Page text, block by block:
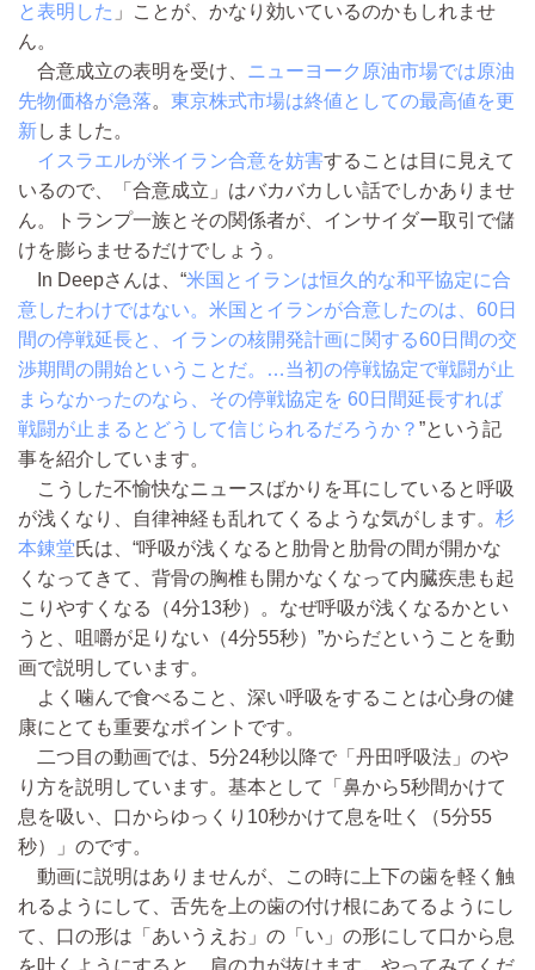
と表明した 」ことが、かなり効いているのかもしれませ
ん。
合意成立の表明を受け、 ニューヨーク原油市場では原油
先物価格が急落。 東京株式市場は終値としての最高値を更
新しました。
イスラエルが米イラン合意を妨害することは目に見えて
いるので、「合意成立」はバカバカしい話でしかありませ
ん。トランプ一族とその関係者が、インサイダー取引で儲
けを膨らませるだけでしょう。
In Deepさんは、“米国とイランは恒久的な和平協定に合
意したわけではない。米国とイランが合意したのは、60日
間の停戦延長と、イランの核開発計画に関する60日間の交
渉期間の開始ということだ。…当初の停戦協定で戦闘が止
まらなかったのなら、その停戦協定を 60日間延長すれば
戦闘が止まるとどうして信じられるだろうか？ ”という記
事を紹介しています。
こうした不愉快なニュースばかりを耳にしていると呼吸
が浅くなり、自律神経も乱れてくるような気がします。 杉
本錬堂氏は、“呼吸が浅くなると肋骨と肋骨の間が開かな
くなってきて、背骨の胸椎も開かなくなって内臓疾患も起
こりやすくなる（4分13秒）。なぜ呼吸が浅くなるかとい
うと、咀嚼が足りない（4分55秒）”からだということを動
画で説明しています。
よく噛んで食べること、深い呼吸をすることは心身の健
康にとても重要なポイントです。
二つ目の動画では、5分24秒以降で「丹田呼吸法」のや
り方を説明しています。基本として「鼻から5秒間かけて
息を吸い、口からゆっくり10秒かけて息を吐く（5分55
秒）」のです。
動画に説明はありませんが、この時に上下の歯を軽く触
れるようにして、舌先を上の歯の付け根にあてるようにし
て、口の形は「あいうえお」の「い」の形にして口から息